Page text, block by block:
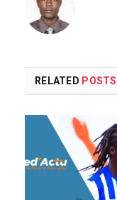
RELATED POSTS